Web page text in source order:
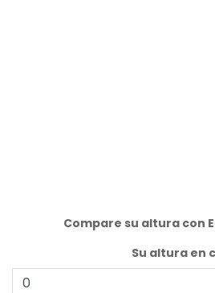
Compare su altura con
Su altura en